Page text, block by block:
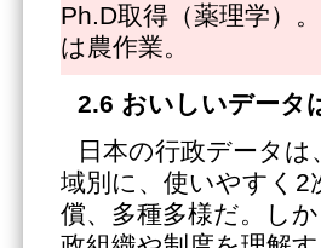
Ph.D取得（薬理学）
は農作業。
2.6 おいしいデータ
日本の行政データ
域別に、使いやすく2
償、多種多様だ。し